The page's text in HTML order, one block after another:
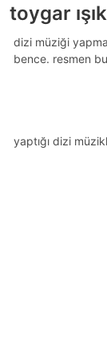
toygar
dizi müziği yapma
bence. resmen
yaptığı dizi